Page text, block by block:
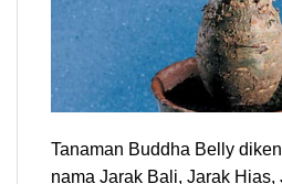
Tanaman Buddha Belly
nama Jarak Bali, Jarak Hias,